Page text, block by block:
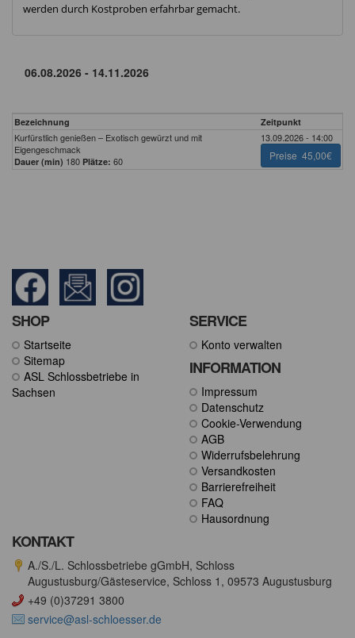
werden durch Kostproben erfahrbar gemacht.
Bezeichnung Zeitpunkt
Kurfürstlich genießen – Exotisch gewürzt und mit
Eigengeschmack
Dauer (min) 180 Plätze: 60
13.09.2026 - 14:00
Preise 45,00€
SHOP
Startseite
Sitemap
ASL Schlossbetriebe in
Sachsen
SERVICE
Konto verwalten
INFORMATION
Impressum
Datenschutz
Cookie-Verwendung
AGB
Widerrufsbelehrung
Versandkosten
Barrierefreiheit
FAQ
Hausordnung
KONTAKT
A./S./L. Schlossbetriebe gGmbH, Schloss
Augustusburg/Gästeservice, Schloss 1, 09573 Augustusburg
+49 (0)37291 3800
service@asl-schloesser.de